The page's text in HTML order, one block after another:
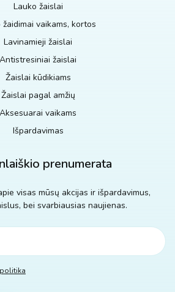
Lauko žaislai
vaikams, kortos
Lavinamieji žaislai
Antistresiniai žaislai
Žaislai kūdikiams
Žaislai pagal amžių
Aksesuarai vaikams
Išpardavimas
prenumerata
visas mūsų akcijas ir išpardavimus,
bei svarbiausias naujienas.